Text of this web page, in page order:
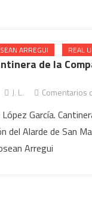
ARREGUI REAL
de la
J. L. Comentarios
García.
del Alarde de San
Arregui